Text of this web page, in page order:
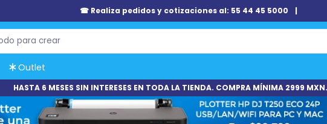
☎ Realiza pedidos y cotizaciones al: 55 44 45 5000 |
Outlet
HASTA 6 MESES SIN INTERESES EN TODA LA TIENDA. COMPRA MÍNIMA 2999 MXN.